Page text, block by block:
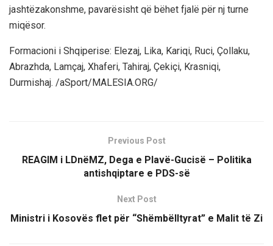
jashtëzakonshme, pavarësisht që bëhet fjalë për nj turne
miqësor.
Formacioni i Shqiperise: Elezaj, Lika, Kariqi, Ruci, Çollaku,
Abrazhda, Lamçaj, Xhaferi, Tahiraj, Çekiçi, Krasniqi,
Durmishaj. /aSport/MALESIA.ORG/
Previous Post
REAGIM i LDnëMZ, Dega e Plavë-Gucisë – Politika
antishqiptare e PDS-së
Next Post
Ministri i Kosovës flet për “Shëmbëlltyrat” e Malit të Zi